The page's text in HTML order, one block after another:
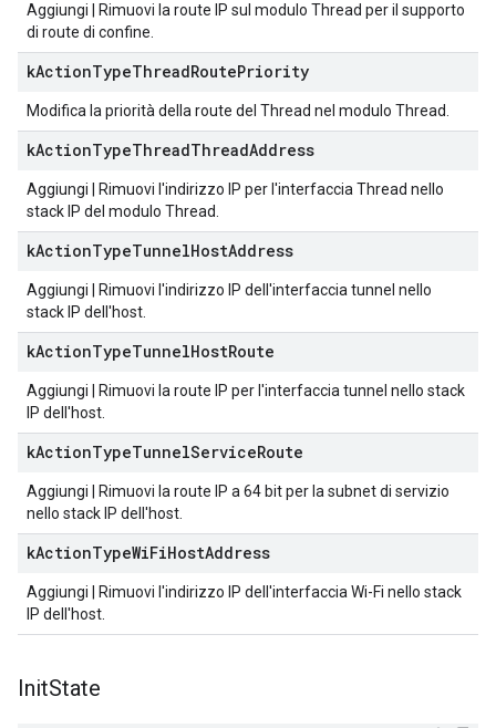
Aggiungi | Rimuovi la route IP sul modulo Thread per il supporto
di route di confine.
kActionTypeThreadRoutePriority
Modifica la priorità della route del Thread nel modulo Thread.
kActionTypeThreadThreadAddress
Aggiungi | Rimuovi l'indirizzo IP per l'interfaccia Thread nello
stack IP del modulo Thread.
kActionTypeTunnelHostAddress
Aggiungi | Rimuovi l'indirizzo IP dell'interfaccia tunnel nello
stack IP dell'host.
kActionTypeTunnelHostRoute
Aggiungi | Rimuovi la route IP per l'interfaccia tunnel nello stack
IP dell'host.
kActionTypeTunnelServiceRoute
Aggiungi | Rimuovi la route IP a 64 bit per la subnet di servizio
nello stack IP dell'host.
kActionTypeWiFiHostAddress
Aggiungi | Rimuovi l'indirizzo IP dell'interfaccia Wi-Fi nello stack
IP dell'host.
InitState